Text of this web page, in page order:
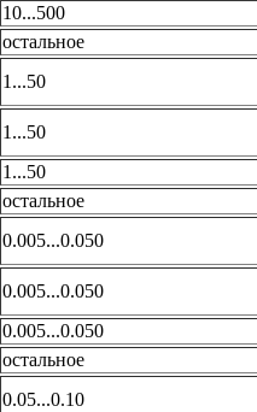
10...500
остальное
1...50
1...50
1...50
остальное
0.005...0.050
0.005...0.050
0.005...0.050
остальное
0.05...0.10